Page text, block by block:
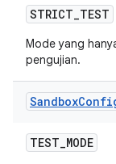
STRICT_TEST
Mode yang
pengujian.
Sandbox
TEST_MODE